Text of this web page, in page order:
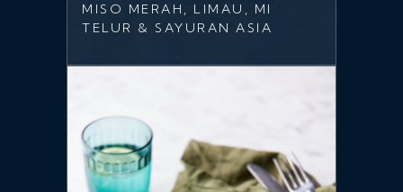
MISO MERAH, LIMAU, MI
TELUR & SAYURAN ASIA